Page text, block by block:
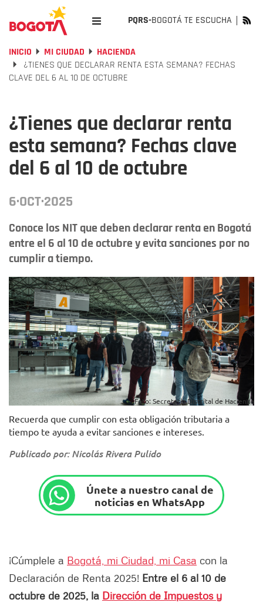
PQRS-BOGOTÁ TE ESCUCHA
INICIO MI CIUDAD
HACIENDA
¿TIENES QUE DECLARAR RENTA ESTA SEMANA? FECHAS
CLAVE DEL 6 AL 10 DE OCTUBRE
¿Tienes que declarar renta
esta semana? Fechas clave
del 6 al 10 de octubre
6·OCT·2025
Conoce los NIT que deben declarar renta en Bogotá
entre el 6 al 10 de octubre y evita sanciones por no
cumplir a tiempo.
Foto: Secretaría Distrital de Hacienda
Recuerda que cumplir con esta obligación tributaria a
tiempo te ayuda a evitar sanciones e intereses.
Publicado por: Nicolás Rivera Pulido
Únete a nuestro canal de
noticias en WhatsApp
¡Cúmplele a Bogotá, mi Ciudad, mi Casa con la
Declaración de Renta 2025! Entre el 6 al 10 de
octubre de 2025, la Dirección de Impuestos y